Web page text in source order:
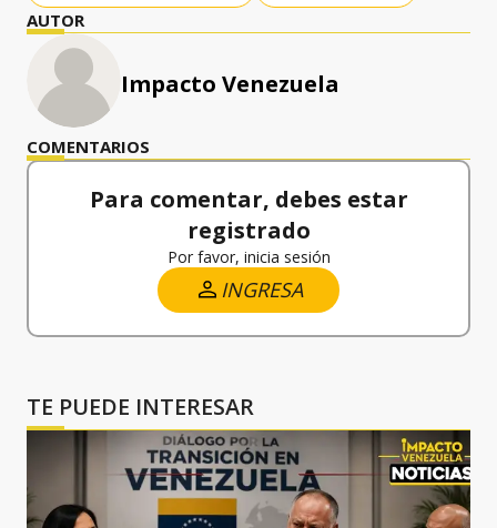
AUTOR
Impacto Venezuela
COMENTARIOS
Para comentar, debes estar
registrado
Por favor, inicia sesión
INGRESA
TE PUEDE INTERESAR